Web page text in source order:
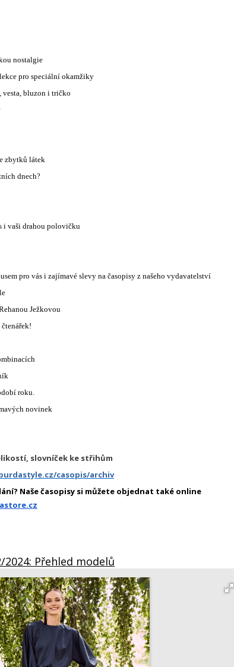
nostalgie
pro speciální okamžiky
vesta, bluzon i tričko
zbytků látek
dnech?
i vaši drahou polovičku
pro vás i zajímavé slevy na časopisy z našeho vydavatelství
Ježkovou
roku.
novinek
slovníček ke střihům
casopis/archiv
Naše časopisy si můžete objednat také online
2024: Přehled modelů